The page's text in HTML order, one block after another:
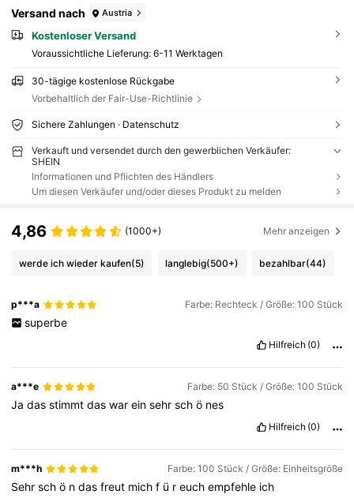
Versand nach Austria
Kostenloser Versand
Voraussichtliche Lieferung: 6-11 Werktagen
30-tägige kostenlose Rückgabe
Vorbehaltlich der Fair-Use-Richtlinie
Sichere Zahlungen · Datenschutz
Verkauft und versendet durch den gewerblichen Verkäufer:
SHEIN
Informationen und Pflichten des Händlers
Um diesen Verkäufer und/oder dieses Produkt zu melden
4,86 (1000+) Mehr anzeigen
werde ich wieder kaufen(5) langlebig(500+) bezahlbar(44)
p***a Farbe: Rechteck / Größe: 100 Stück
superbe
Hilfreich (0)
a***e Farbe: 50 Stück / Größe: 100 Stück
Jadasstimmtdaswareinsehrschö nes
Hilfreich (0)
m***h Farbe: 100 Stück / Größe: Einheitsgröße
Sehrschö ndasfreut michf ü reuchempfehle ich